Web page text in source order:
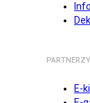
PARTNERZY
E-